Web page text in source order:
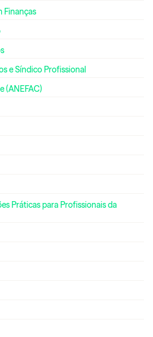
Finanças
e Síndico Profissional
(ANEFAC)
Práticas para Profissionais da